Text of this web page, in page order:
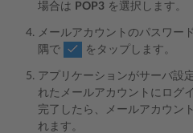
場合は POP3 を選択します。
メールアカウントのパスワー
隅で
をタップします。
アプリケーションがサーバ設
れたメールアカウントにログ
完了したら、メールアカウン
れます。